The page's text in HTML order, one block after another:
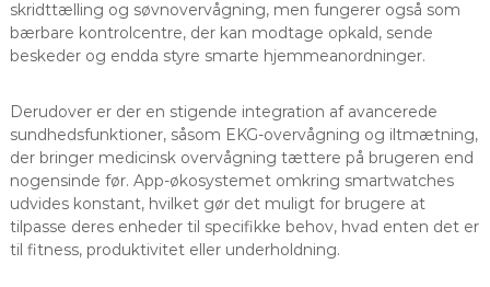
skridttælling og søvnovervågning, men fungerer også som
bærbare kontrolcentre, der kan modtage opkald, sende
beskeder og endda styre smarte hjemmeanordninger.
Derudover er der en stigende integration af avancerede
sundhedsfunktioner, såsom EKG-overvågning og iltmætning,
der bringer medicinsk overvågning tættere på brugeren end
nogensinde før. App-økosystemet omkring smartwatches
udvides konstant, hvilket gør det muligt for brugere at
tilpasse deres enheder til specifikke behov, hvad enten det er
til fitness, produktivitet eller underholdning.